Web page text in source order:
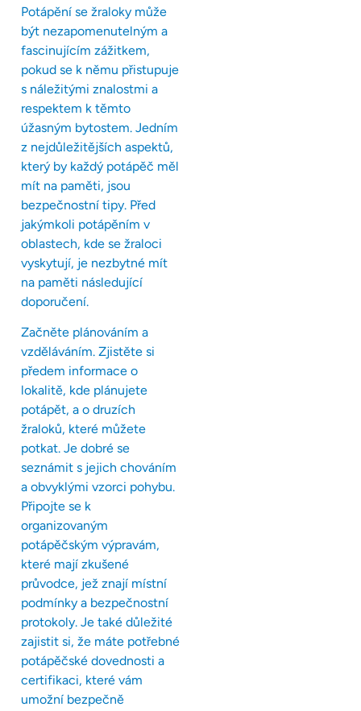
Potápění se žraloky může
být nezapomenutelným a
fascinujícím zážitkem,
pokud se k němu přistupuje
s náležitými znalostmi a
respektem k těmto
úžasným bytostem. Jedním
z nejdůležitějších aspektů,
který by každý potápěč měl
mít na paměti, jsou
bezpečnostní tipy. Před
jakýmkoli potápěním v
oblastech, kde se žraloci
vyskytují, je nezbytné mít
na paměti následující
doporučení.
Začněte plánováním a
vzděláváním. Zjistěte si
předem informace o
lokalitě, kde plánujete
potápět, a o druzích
žraloků, které můžete
potkat. Je dobré se
seznámit s jejich chováním
a obvyklými vzorci pohybu.
Připojte se k
organizovaným
potápěčským výpravám,
které mají zkušené
průvodce, jež znají místní
podmínky a bezpečnostní
protokoly. Je také důležité
zajistit si, že máte potřebné
potápěčské dovednosti a
certifikaci, které vám
umožní bezpečně